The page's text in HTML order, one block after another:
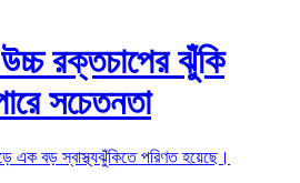
রক্তচাপের ঝুঁকি
সচেতনতা
এক বড় স্বাস্থ্যঝুঁকিতে পরিণত হয়েছে।